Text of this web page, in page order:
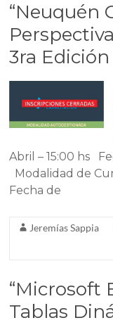
“Neuquén
3ra Edición
Abril – 15:00 hs
Modalidad de
Fecha de
Jeremías Sappia
“Microsoft
Tablas